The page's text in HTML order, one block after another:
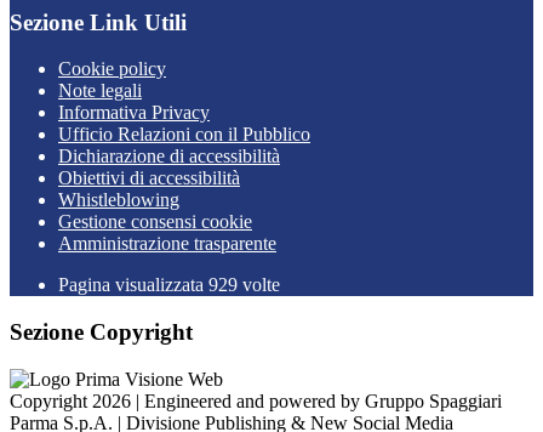
Sezione Link Utili
Cookie policy
Note legali
Informativa Privacy
Ufficio Relazioni con il Pubblico
Dichiarazione di accessibilità
Obiettivi di accessibilità
Whistleblowing
Gestione consensi cookie
Amministrazione trasparente
Pagina visualizzata 929 volte
Sezione Copyright
Copyright 2026 | Engineered and powered by Gruppo Spaggiari
Parma S.p.A. | Divisione Publishing & New Social Media